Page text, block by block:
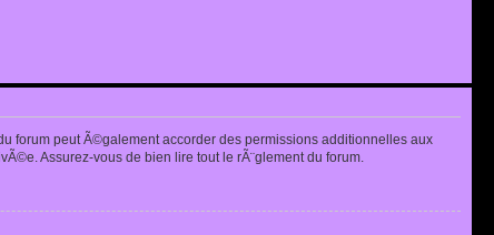
forum peut Ã©galement accorder des permissions additionnelles aux
Assurez-vous de bien lire tout le rÃ¨glement du forum.